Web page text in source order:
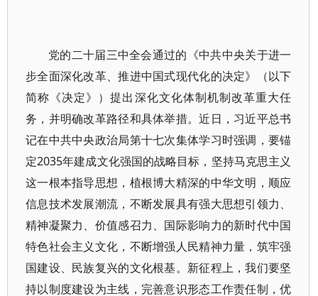
党的二十届三中全会通过的《中共中央关于进一
步全面深化改革、推进中国式现代化的决定》（以下
简称《决定》）提出深化文化体制机制改革重大任
务，并明确改革路径和具体举措。近日，习近平总书
记在中共中央政治局第十七次集体学习时强调，要锚
定2035年建成文化强国的战略目标，坚持马克思主义
这一根本指导思想，植根博大精深的中华文明，顺应
信息技术发展潮流，不断发展具有强大思想引领力、
精神凝聚力、价值感召力、国际影响力的新时代中国
特色社会主义文化，不断增强人民精神力量，筑牢强
国建设、民族复兴的文化根基。新征程上，我们要坚
持以制度建设为主线，完善意识形态工作责任制，优